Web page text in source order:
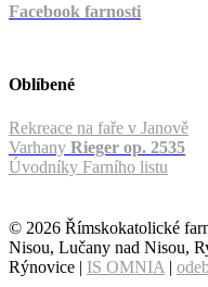
Facebook farnosti
Oblíbené
Rekreace na faře v Janově
Varhany Rieger op. 2535
Úvodníky Farního listu
© 2026 Římskokatolické
Nisou, Lučany nad Nisou,
Rýnovice | IS OMNIA |